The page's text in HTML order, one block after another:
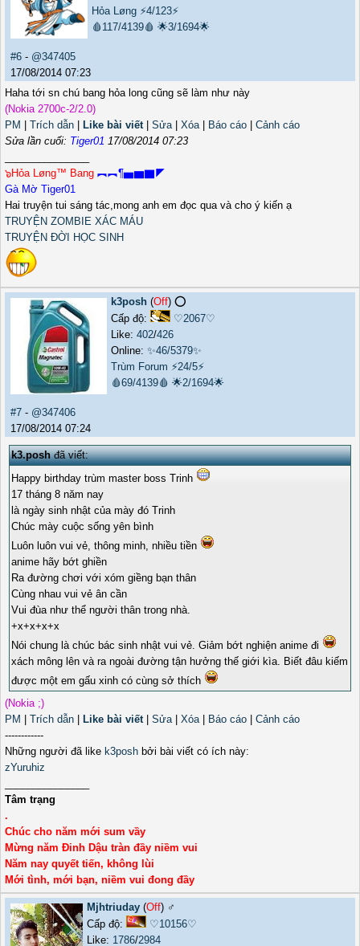
Hỏa Løng ⚡4/123⚡
🩸117/4139🩸 🌟3/1694🌟
#6 - @347405
17/08/2014 07:23
Haha tới sn chú bang hỏa long cũng sẽ làm như này
(Nokia 2700c-2/2.0)
PM
Trích dẫn Like bài viết| Sửa| Xóa| Báo cáo
Cảnh cáo
Sửa lần cuối: Tiger01 17/08/2014 07:23
๖Hỏa Løng™ Bang ︻︻¶▅▆▇◤
Gà Mờ Tiger01
Hai truyện tui sáng tác,mong anh em đọc qua và cho ý kiến ạ
TRUYỆN ZOMBIE XÁC MÁU
TRUYỆN ĐỜI HỌC SINH
k3posh (Off) ⭕️
Cấp độ:
♡2067♡
Like: 402/426
Online: ✨46/5379✨
Trùm Forum ⚡24/5⚡
🩸69/4139🩸 🌟2/1694🌟
#7 - @347406
17/08/2014 07:24
k3.poshđã viết:
Happy birthday trùm master boss Trinh
17 tháng 8 năm nay
là ngày sinh nhật của mày đó Trinh
Chúc mày cuộc sống yên bình
Luôn luôn vui vẻ, thông minh, nhiều tiền
anime hãy bớt ghiền
Ra đường chơi với xóm giềng bạn thân
Cùng nhau vui vẻ ân cần
Vui đùa như thể người thân trong nhà.
+x+x+x+x
Nói chung là chúc bác sinh nhật vui vẻ. Giảm bớt nghiện anime đi
xách mông lên và ra ngoài đường tận hưởng thế giới kìa. Biết đâu kiếm
được một em gấu xinh có cùng sở thích
(Nokia ;)
PM
Trích dẫn Like bài viết| Sửa| Xóa| Báo cáo
Cảnh cáo
------------
Những người đã like k3posh bởi bài viết có ích này:
zYuruhiz
Tâm trạng
.
Chúc cho năm mới sum vầy
Mừng năm Đinh Dậu tràn đầy niềm vui
Năm nay quyết tiến, không lùi
Mới tình, mới bạn, niềm vui đong đầy
Mjhtriuday (Off) ♂️
Cấp độ:
♡10156♡
Like: 1786/2984